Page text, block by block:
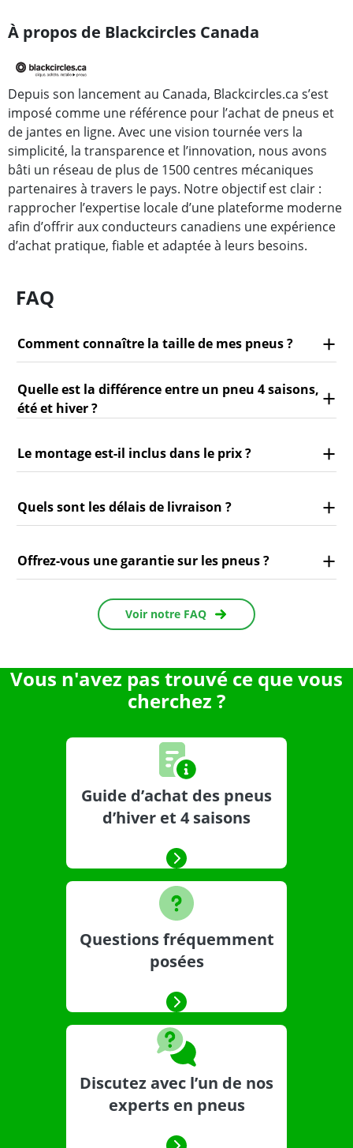
À propos de Blackcircles Canada
Depuis son lancement au Canada, Blackcircles.ca s’est
imposé comme une référence pour l’achat de pneus et
de jantes en ligne. Avec une vision tournée vers la
simplicité, la transparence et l’innovation, nous avons
bâti un réseau de plus de 1500 centres mécaniques
partenaires à travers le pays. Notre objectif est clair :
rapprocher l’expertise locale d’une plateforme moderne
afin d’offrir aux conducteurs canadiens une expérience
d’achat pratique, fiable et adaptée à leurs besoins.
FAQ
Comment connaître la taille de mes pneus ?
Quelle est la différence entre un pneu 4 saisons,
été et hiver ?
Le montage est-il inclus dans le prix ?
Quels sont les délais de livraison ?
Offrez-vous une garantie sur les pneus ?
Voir notre FAQ
Vous n'avez pas trouvé ce que vous
cherchez ?
Guide d’achat des pneus
d’hiver et 4 saisons
Questions fréquemment
posées
Discutez avec l’un de nos
experts en pneus